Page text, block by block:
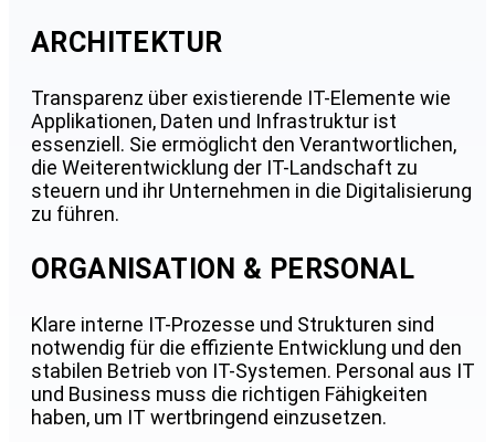
ARCHITEKTUR
Transparenz über existierende IT-Elemente wie
Applikationen, Daten und Infrastruktur ist
essenziell. Sie ermöglicht den Verantwortlichen,
die Weiterentwicklung der IT-Landschaft zu
steuern und ihr Unternehmen in die Digitalisierung
zu führen.
ORGANISATION & PERSONAL
Klare interne IT-Prozesse und Strukturen sind
notwendig für die effiziente Entwicklung und den
stabilen Betrieb von IT-Systemen. Personal aus IT
und Business muss die richtigen Fähigkeiten
haben, um IT wertbringend einzusetzen.